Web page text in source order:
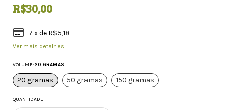
R$30,00
7 x de R$5,18
Ver mais detalhes
VOLUME:20 GRAMAS
20 gramas 50 gramas 150 gramas
QUANTIDADE